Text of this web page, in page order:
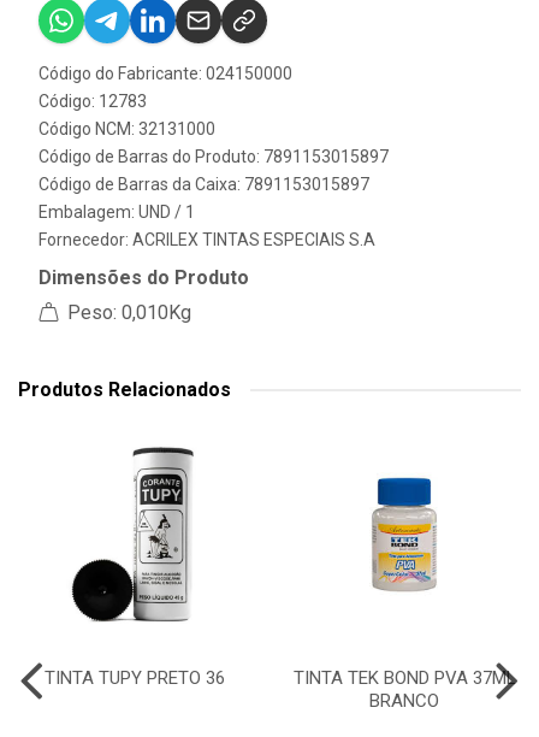
Código do Fabricante: 024150000
Código: 12783
Código NCM: 32131000
Código de Barras do Produto: 7891153015897
Código de Barras da Caixa: 7891153015897
Embalagem: UND / 1
Fornecedor: ACRILEX TINTAS ESPECIAIS S.A
Dimensões do Produto
Peso: 0,010Kg
Produtos Relacionados
TINTA TUPY PRETO 36
TINTA TEK BOND PVA 37ML
BRANCO